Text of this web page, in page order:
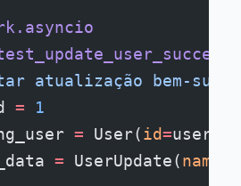
atualização bem-
= 1
= User(id=
= UserUpdate(name